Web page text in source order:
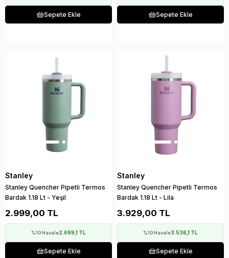
Sepete Ekle Sepete Ekle
Stanley
Stanley Quencher Pipetli Termos
Bardak 1.18 Lt - Yeşil
2.999,00 TL
%10 Havale2.699,1 TL
Sepete Ekle
Stanley
Stanley Quencher Pipetli Termos
Bardak 1.18 Lt - Lila
3.929,00 TL
%10 Havale3.536,1 TL
Sepete Ekle